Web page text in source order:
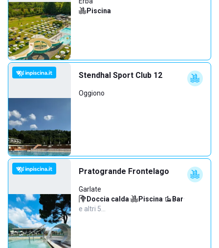
Piscina
Stendhal Sport Club 12
Oggiono
Pratogrande Frontelago
Garlate
Doccia calda· Piscina· Bar·
e altri 5…